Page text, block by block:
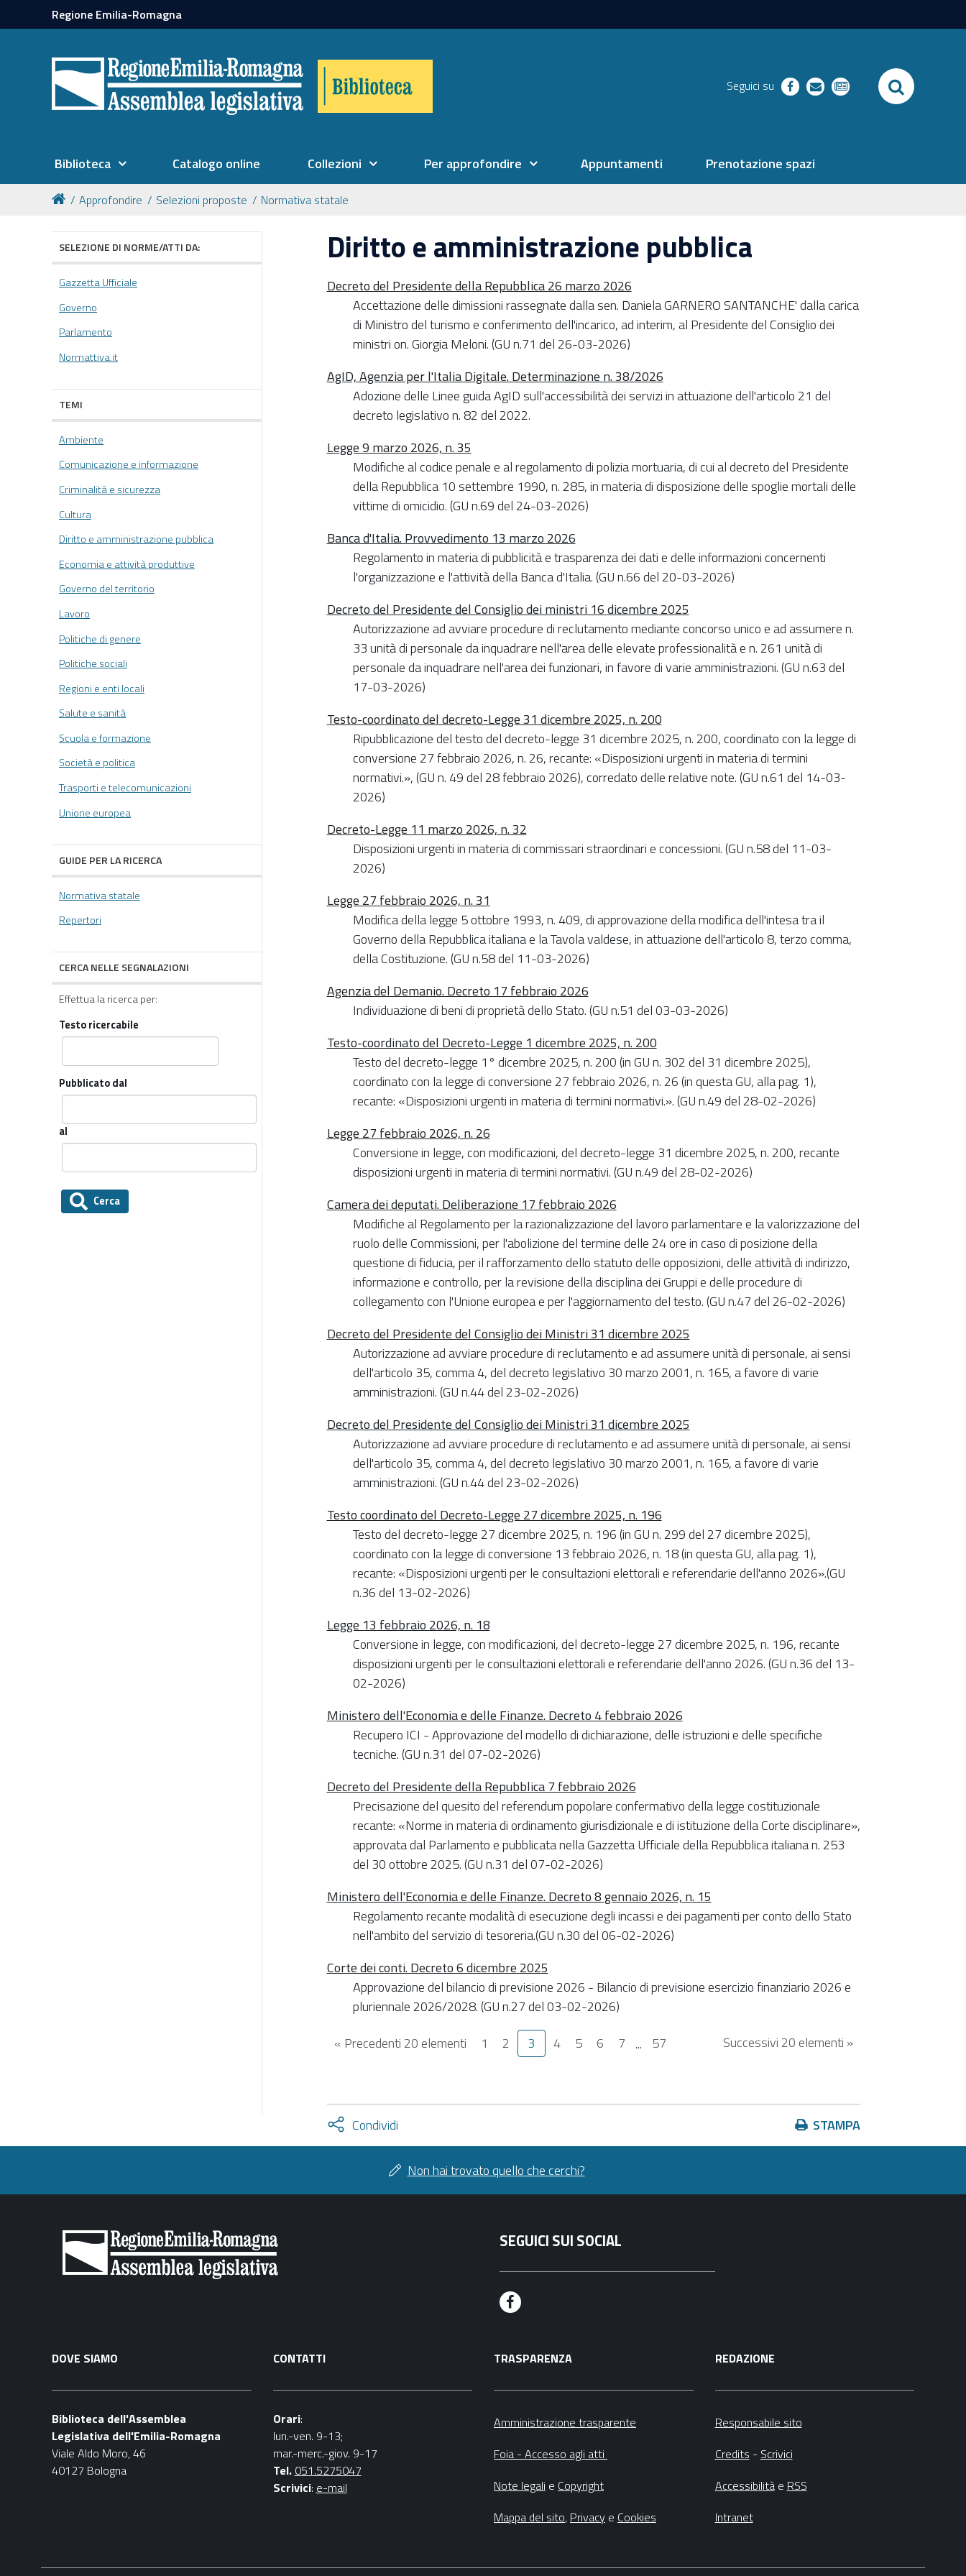
Regione Emilia-Romagna
Seguici su facebookrichiestenewsletter SEARCH
Biblioteca Catalogo online Collezioni Per approfondire Appuntamenti Prenotazione spazi
Approfondire Selezioni proposte Normativa statale
Diritto e amministrazione pubblica
Decreto del Presidente della Repubblica 26 marzo 2026
Accettazione delle dimissioni rassegnate dalla sen. Daniela GARNERO SANTANCHE' dalla carica
di Ministro del turismo e conferimento dell'incarico, ad interim, al Presidente del Consiglio dei
ministri on. Giorgia Meloni. (GU n.71 del 26-03-2026)
AgID, Agenzia per l'Italia Digitale. Determinazione n. 38/2026
Adozione delle Linee guida AgID sull'accessibilità dei servizi in attuazione dell'articolo 21 del
decreto legislativo n. 82 del 2022.
Legge 9 marzo 2026, n. 35
Modifiche al codice penale e al regolamento di polizia mortuaria, di cui al decreto del Presidente
della Repubblica 10 settembre 1990, n. 285, in materia di disposizione delle spoglie mortali delle
vittime di omicidio. (GU n.69 del 24-03-2026)
Banca d'Italia. Provvedimento 13 marzo 2026
Regolamento in materia di pubblicità e trasparenza dei dati e delle informazioni concernenti
l'organizzazione e l'attività della Banca d'Italia. (GU n.66 del 20-03-2026)
Decreto del Presidente del Consiglio dei ministri 16 dicembre 2025
Autorizzazione ad avviare procedure di reclutamento mediante concorso unico e ad assumere n.
33 unità di personale da inquadrare nell'area delle elevate professionalità e n. 261 unità di
personale da inquadrare nell'area dei funzionari, in favore di varie amministrazioni. (GU n.63 del
17-03-2026)
Testo-coordinato del decreto-Legge 31 dicembre 2025, n. 200
Ripubblicazione del testo del decreto-legge 31 dicembre 2025, n. 200, coordinato con la legge di
conversione 27 febbraio 2026, n. 26, recante: «Disposizioni urgenti in materia di termini
normativi.», (GU n. 49 del 28 febbraio 2026), corredato delle relative note. (GU n.61 del 14-03-
2026)
Decreto-Legge 11 marzo 2026, n. 32
Disposizioni urgenti in materia di commissari straordinari e concessioni. (GU n.58 del 11-03-
2026)
Legge 27 febbraio 2026, n. 31
Modifica della legge 5 ottobre 1993, n. 409, di approvazione della modifica dell'intesa tra il
Governo della Repubblica italiana e la Tavola valdese, in attuazione dell'articolo 8, terzo comma,
della Costituzione. (GU n.58 del 11-03-2026)
Agenzia del Demanio. Decreto 17 febbraio 2026
Individuazione di beni di proprietà dello Stato. (GU n.51 del 03-03-2026)
Testo-coordinato del Decreto-Legge 1 dicembre 2025, n. 200
Testo del decreto-legge 1° dicembre 2025, n. 200 (in GU n. 302 del 31 dicembre 2025),
coordinato con la legge di conversione 27 febbraio 2026, n. 26 (in questa GU, alla pag. 1),
recante: «Disposizioni urgenti in materia di termini normativi.». (GU n.49 del 28-02-2026)
Legge 27 febbraio 2026, n. 26
Conversione in legge, con modificazioni, del decreto-legge 31 dicembre 2025, n. 200, recante
disposizioni urgenti in materia di termini normativi. (GU n.49 del 28-02-2026)
Camera dei deputati. Deliberazione 17 febbraio 2026
Modifiche al Regolamento per la razionalizzazione del lavoro parlamentare e la valorizzazione del
ruolo delle Commissioni, per l'abolizione del termine delle 24 ore in caso di posizione della
questione di fiducia, per il rafforzamento dello statuto delle opposizioni, delle attività di indirizzo,
informazione e controllo, per la revisione della disciplina dei Gruppi e delle procedure di
collegamento con l'Unione europea e per l'aggiornamento del testo. (GU n.47 del 26-02-2026)
Decreto del Presidente del Consiglio dei Ministri 31 dicembre 2025
Autorizzazione ad avviare procedure di reclutamento e ad assumere unità di personale, ai sensi
dell'articolo 35, comma 4, del decreto legislativo 30 marzo 2001, n. 165, a favore di varie
amministrazioni. (GU n.44 del 23-02-2026)
Decreto del Presidente del Consiglio dei Ministri 31 dicembre 2025
Autorizzazione ad avviare procedure di reclutamento e ad assumere unità di personale, ai sensi
dell'articolo 35, comma 4, del decreto legislativo 30 marzo 2001, n. 165, a favore di varie
amministrazioni. (GU n.44 del 23-02-2026)
Testo coordinato del Decreto-Legge 27 dicembre 2025, n. 196
Testo del decreto-legge 27 dicembre 2025, n. 196 (in GU n. 299 del 27 dicembre 2025),
coordinato con la legge di conversione 13 febbraio 2026, n. 18 (in questa GU, alla pag. 1),
recante: «Disposizioni urgenti per le consultazioni elettorali e referendarie dell'anno 2026».(GU
n.36 del 13-02-2026)
Legge 13 febbraio 2026, n. 18
Conversione in legge, con modificazioni, del decreto-legge 27 dicembre 2025, n. 196, recante
disposizioni urgenti per le consultazioni elettorali e referendarie dell'anno 2026. (GU n.36 del 13-
02-2026)
Ministero dell'Economia e delle Finanze. Decreto 4 febbraio 2026
Recupero ICI - Approvazione del modello di dichiarazione, delle istruzioni e delle specifiche
tecniche. (GU n.31 del 07-02-2026)
Decreto del Presidente della Repubblica 7 febbraio 2026
Precisazione del quesito del referendum popolare confermativo della legge costituzionale
recante: «Norme in materia di ordinamento giurisdizionale e di istituzione della Corte disciplinare»,
approvata dal Parlamento e pubblicata nella Gazzetta Ufficiale della Repubblica italiana n. 253
del 30 ottobre 2025. (GU n.31 del 07-02-2026)
Ministero dell'Economia e delle Finanze. Decreto 8 gennaio 2026, n. 15
Regolamento recante modalità di esecuzione degli incassi e dei pagamenti per conto dello Stato
nell'ambito del servizio di tesoreria.(GU n.30 del 06-02-2026)
Corte dei conti. Decreto 6 dicembre 2025
Approvazione del bilancio di previsione 2026 - Bilancio di previsione esercizio finanziario 2026 e
pluriennale 2026/2028. (GU n.27 del 03-02-2026)
« Precedenti 20 elementi
Successivi 20 elementi »
1 2 3 4 5 6 7 ... 57
Azioni
sul
STAMPA
Condividi
facebook
twitter
Attiva
condividi
SELEZIONE DI NORME/ATTI DA:
Gazzetta Ufficiale
Governo
Parlamento
Normattiva.it
TEMI
Ambiente
Comunicazione e informazione
Criminalità e sicurezza
Cultura
Diritto e amministrazione pubblica
Economia e attività produttive
Governo del territorio
Lavoro
Politiche di genere
Politiche sociali
Regioni e enti locali
Salute e sanità
Scuola e formazione
Società e politica
Trasporti e telecomunicazioni
Unione europea
GUIDE PER LA RICERCA
Normativa statale
Repertori
CERCA NELLE SEGNALAZIONI
Effettua la ricerca per:
Testo ricercabile
Pubblicato dal
al
Non hai trovato quello che cerchi?
SEGUICI SUI SOCIAL
F
c
e
o
k
DOVE SIAMO
Biblioteca dell'Assemblea
Legislativa dell'Emilia-Romagna
Viale Aldo Moro, 46
40127 Bologna
CONTATTI
Orari:
lun.-ven. 9-13;
mar.-merc.-giov. 9-17
Tel. 051.5275047
Scrivici: e-mail
TRASPARENZA
Amministrazione trasparente
Foia - Accesso agli atti
Note legali e Copyright
Mappa del sito, Privacy e Cookies
REDAZIONE
Responsabile sito
Credits - Scrivici
Accessibilitàe RSS
Intranet